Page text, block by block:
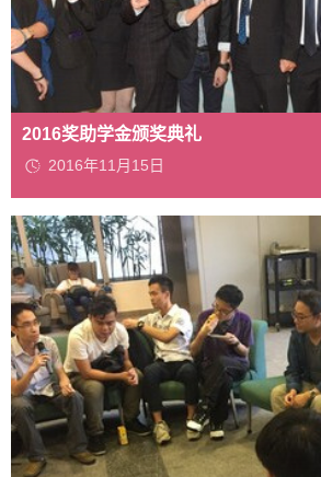
2016奖助学金颁奖典礼
2016年11月15日